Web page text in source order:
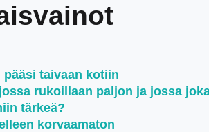
taivaan kotiin
rukoillaan paljon ja jossa
tärkeä?
korvaamaton